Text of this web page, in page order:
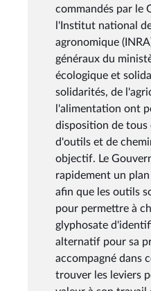
commandés par le
l'Institut national
agronomique
généraux du
écologique et
solidarités, de
l'alimentation ont
disposition de tous
d'outils et de
objectif. Le
rapidement un
afin que les outils
pour permettre à
glyphosate
alternatif pour sa
accompagné dans
trouver les leviers